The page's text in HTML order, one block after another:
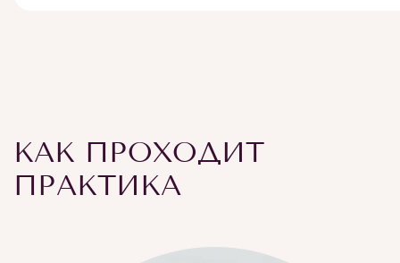
КАК ПРОХОДИТ
ПРАКТИКА